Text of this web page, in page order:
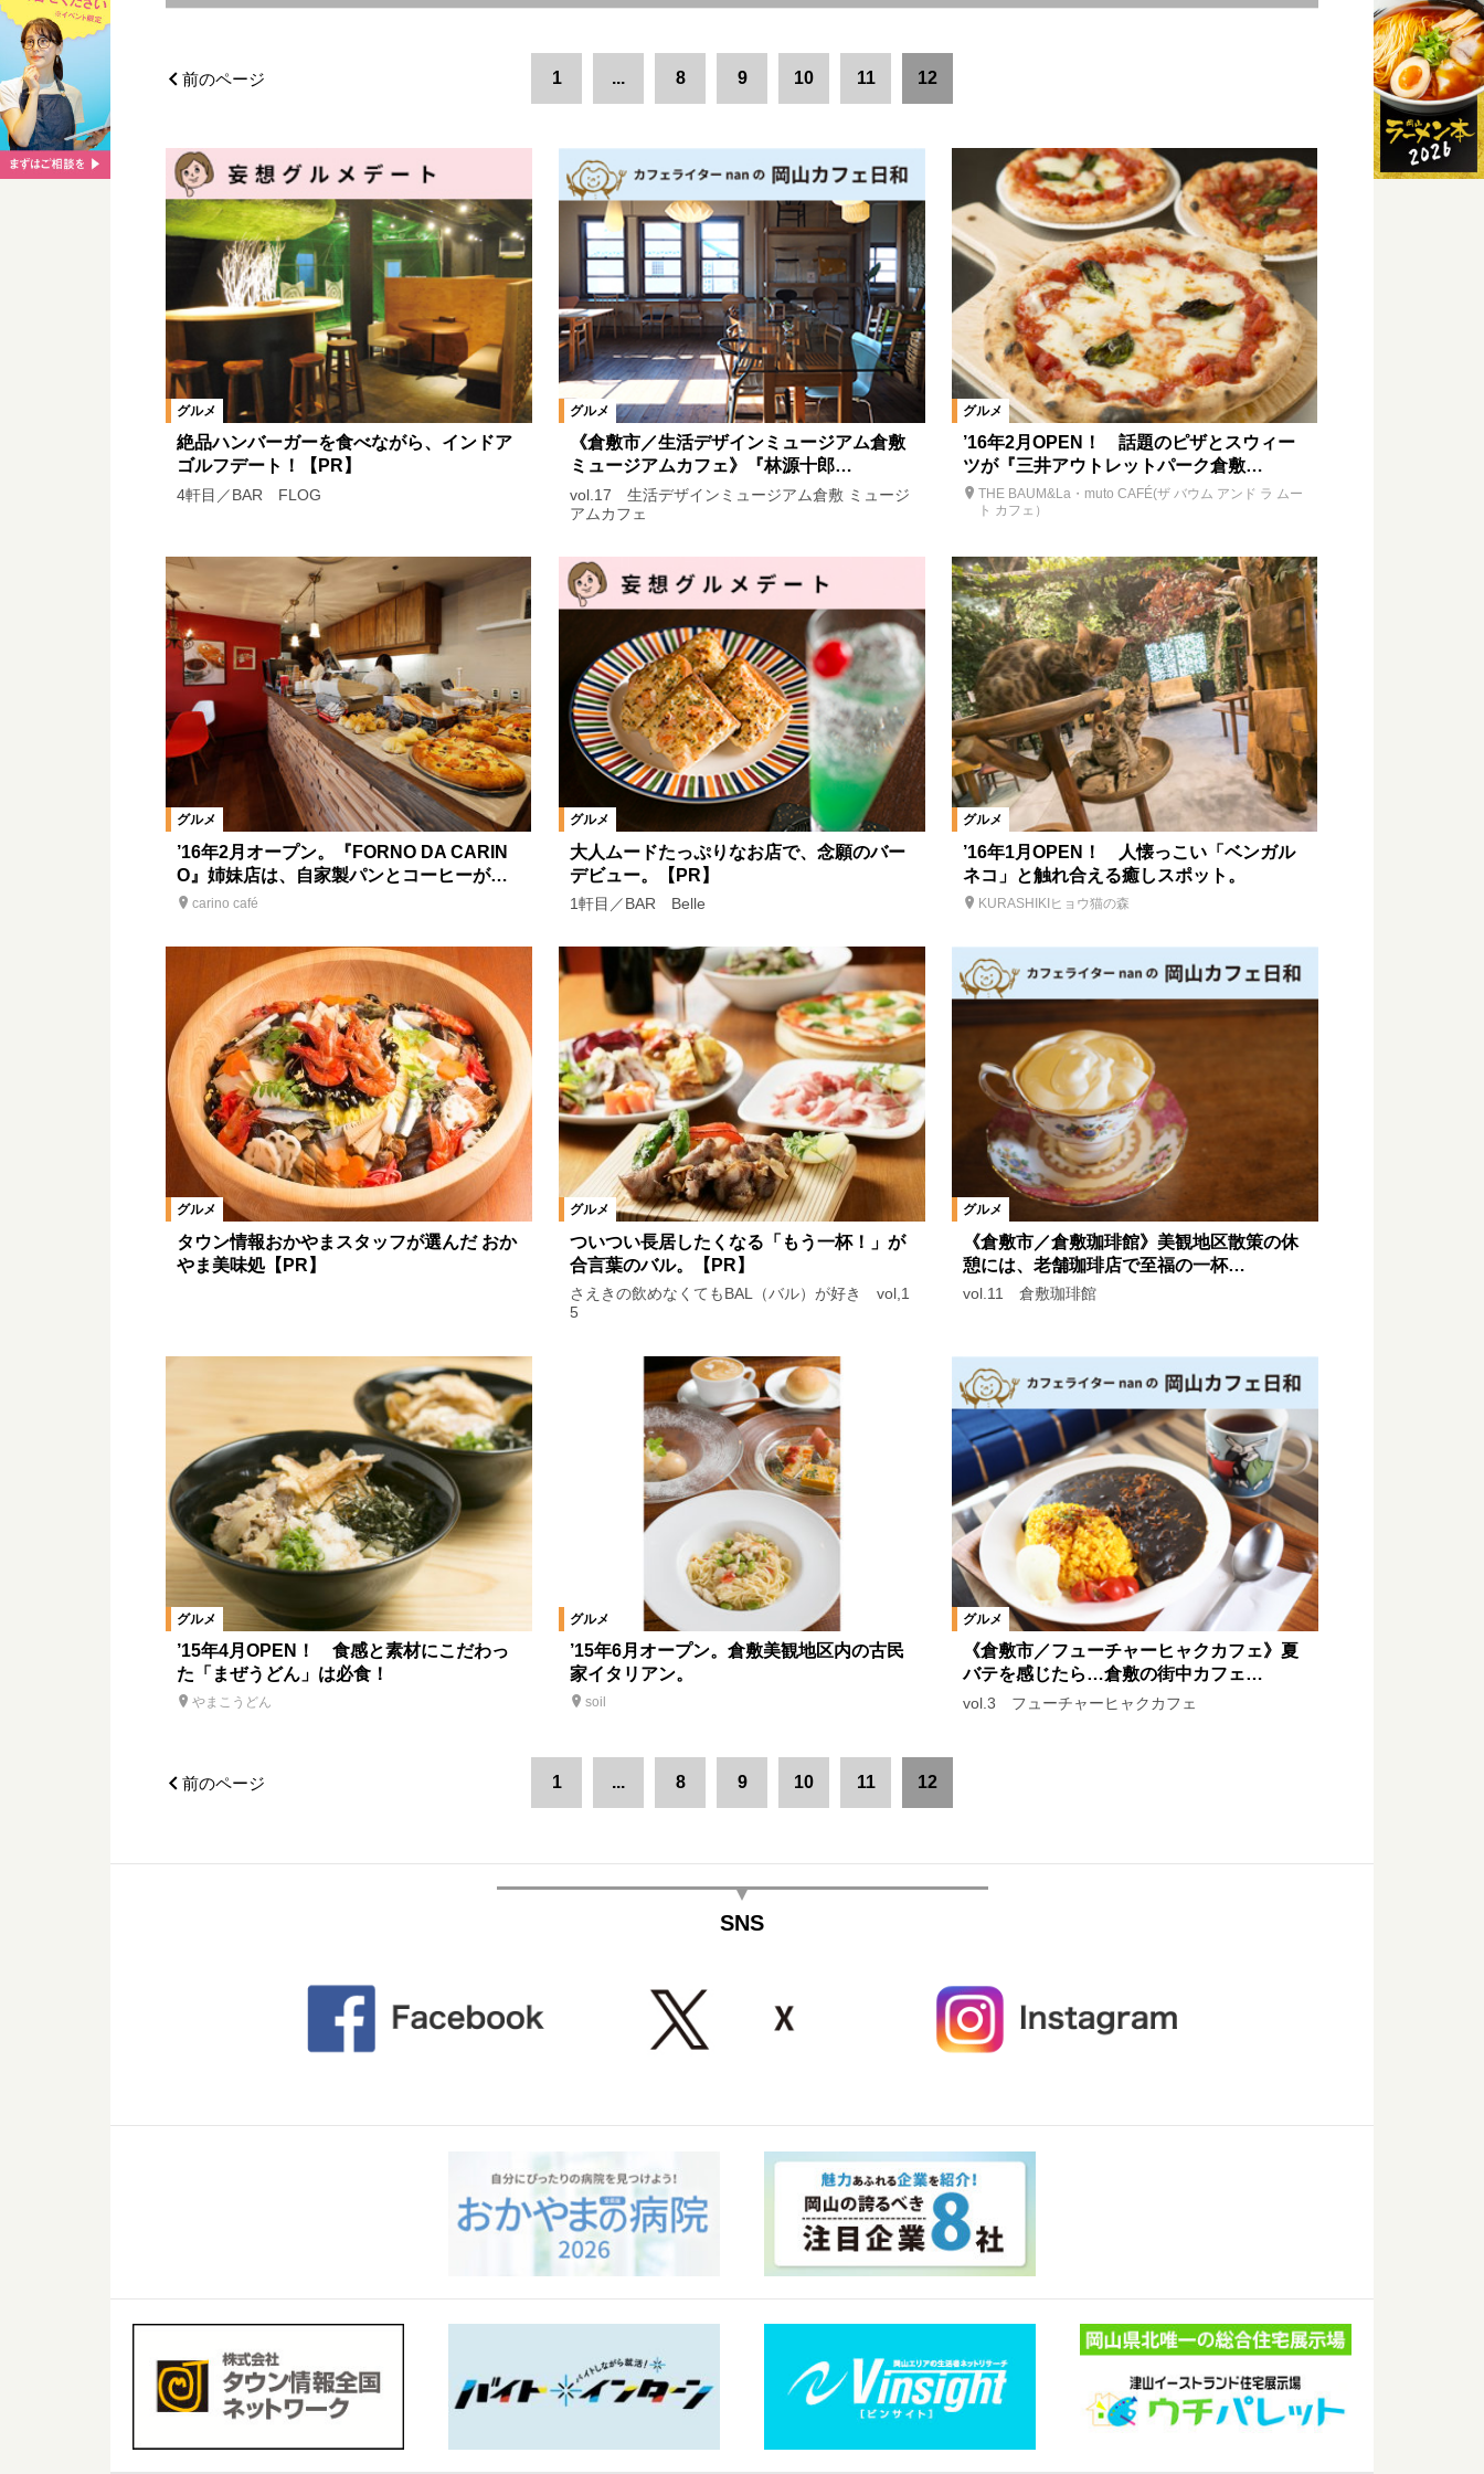
カテゴリ
洋食 アジア 和食 肉料理 パン カフェ・スウィーツ 飲む
絞り込む
前のページ 1 ... 8 9 10 11 12
グルメ
絶品ハンバーガーを食べながら、インドア
ゴルフデート！【PR】
4軒目／BAR FLOG
グルメ
《倉敷市／生活デザインミュージアム倉敷
ミュージアムカフェ》『林源十郎…
vol.17 生活デザインミュージアム倉敷 ミュージ
アムカフェ
グルメ
’16年2月OPEN！ 話題のピザとスウィー
ツが『三井アウトレットパーク倉敷…
THE BAUM&La・muto CAFÉ(ザ バウム アンド ラ ムー
ト カフェ）
グルメ
’16年2月オープン。『FORNO DA CARIN
O』姉妹店は、自家製パンとコーヒーが…
carino café
グルメ
大人ムードたっぷりなお店で、念願のバー
デビュー。【PR】
1軒目／BAR Belle
グルメ
’16年1月OPEN！ 人懐っこい「ベンガル
ネコ」と触れ合える癒しスポット。
KURASHIKIヒョウ猫の森
グルメ
タウン情報おかやまスタッフが選んだ おか
やま美味処【PR】
グルメ
ついつい長居したくなる「もう一杯！」が
合言葉のバル。【PR】
さえきの飲めなくてもBAL（バル）が好き vol,1
5
グルメ
《倉敷市／倉敷珈琲館》美観地区散策の休
憩には、老舗珈琲店で至福の一杯…
vol.11 倉敷珈琲館
グルメ
’15年4月OPEN！ 食感と素材にこだわっ
た「まぜうどん」は必食！
やまこうどん
グルメ
’15年6月オープン。倉敷美観地区内の古民
家イタリアン。
soil
グルメ
《倉敷市／フューチャーヒャクカフェ》夏
バテを感じたら…倉敷の街中カフェ…
vol.3 フューチャーヒャクカフェ
前のページ 1 ... 8 9 10 11 12
SNS